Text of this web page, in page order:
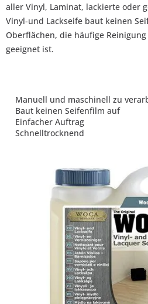
aller Vinyl, Laminat, lackierte oder
Vinyl-und Lackseife baut keinen
Oberflächen, die häufige
geeignet ist.
Manuell und maschinell zu
Baut keinen Seifenfilm auf
Einfacher Auftrag
Schnelltrocknend